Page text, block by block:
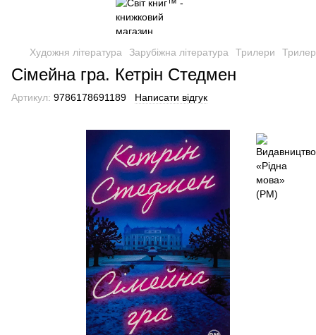
Художня література Зарубіжна література Трилери
Сімейна гра. Кетрін Стедмен
Артикул: 9786178691189 Написати відгук